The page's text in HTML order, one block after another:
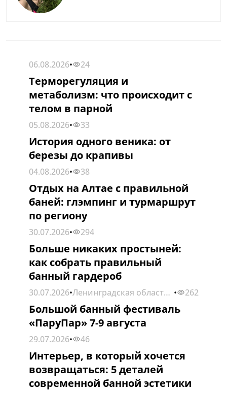
06.08.2026• 24
Терморегуляция и
метаболизм: что происходит с
телом в парной
05.08.2026• 33
История одного веника: от
березы до крапивы
04.08.2026• 38
Отдых на Алтае с правильной
баней: глэмпинг и турмаршрут
по региону
30.07.2026• 294
Больше никаких простыней:
как собрать правильный
банный гардероб
МЕРОПРИЯТИЯ
30.07.2026•Ленинградская область,
р-н Мяглово, «Мир
Озер»
• 262
Большой банный фестиваль
«ПаруПар» 7-9 августа
29.07.2026• 46
Интерьер, в который хочется
возвращаться: 5 деталей
современной банной эстетики